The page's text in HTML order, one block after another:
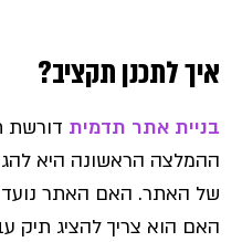
איך לתכנן תקציב?
בניית אתר תדמית דורשת
ההמלצה הראשונה היא
של האתר. האם האתר נועד
האם הוא צריך להציג תיק